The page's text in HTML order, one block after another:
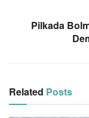
Pilkada
Related Posts